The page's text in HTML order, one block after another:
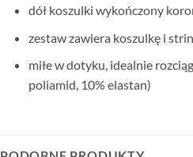
dół koszulki wykończony
zestaw zawiera koszulkę i
miłe w dotyku, idealnie
poliamid, 10% elastan)